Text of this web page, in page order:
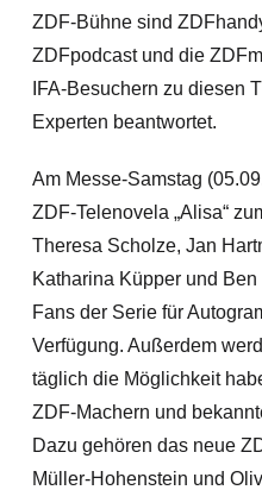
ZDF-Bühne sind
ZDFpodcast und die
IFA-Besuchern zu diesen
Experten beantwortet.
Am Messe-Samstag
ZDF-Telenovela „Alisa“
Theresa Scholze, Jan
Katharina Küpper und
Fans der Serie für
Verfügung. Außerdem
täglich die Möglichkeit
ZDF-Machern und
Dazu gehören das neue
Müller-Hohenstein und